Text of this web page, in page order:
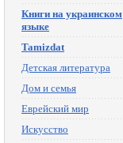
Книги на украинском
языке
Tamizdat
Детская литература
Дом и семья
Еврейский мир
Искусство